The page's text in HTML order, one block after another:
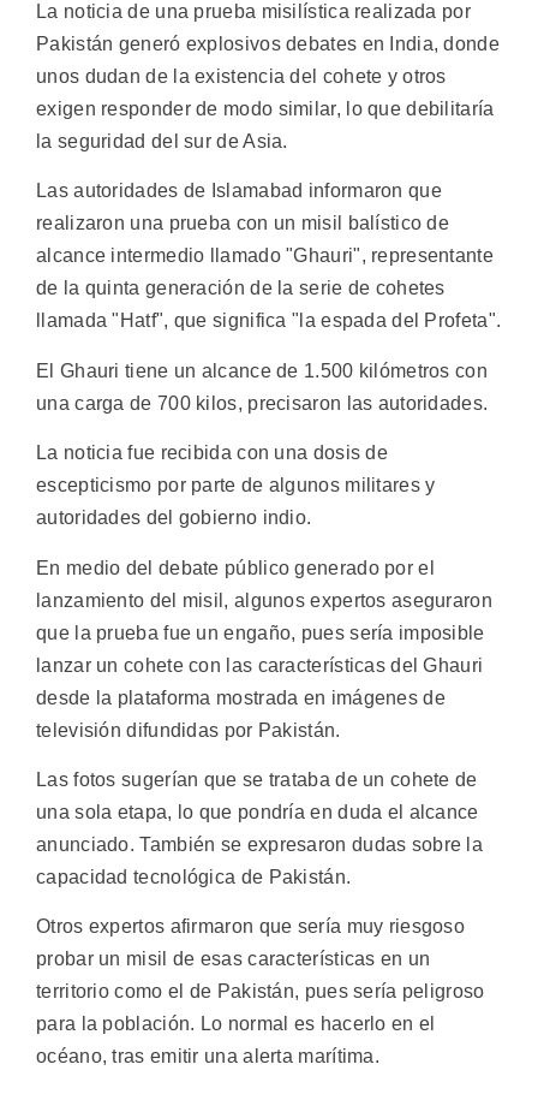
La noticia de una prueba misilística realizada por
Pakistán generó explosivos debates en India, donde
unos dudan de la existencia del cohete y otros
exigen responder de modo similar, lo que debilitaría
la seguridad del sur de Asia.
Las autoridades de Islamabad informaron que
realizaron una prueba con un misil balístico de
alcance intermedio llamado "Ghauri", representante
de la quinta generación de la serie de cohetes
llamada "Hatf", que significa "la espada del Profeta".
El Ghauri tiene un alcance de 1.500 kilómetros con
una carga de 700 kilos, precisaron las autoridades.
La noticia fue recibida con una dosis de
escepticismo por parte de algunos militares y
autoridades del gobierno indio.
En medio del debate público generado por el
lanzamiento del misil, algunos expertos aseguraron
que la prueba fue un engaño, pues sería imposible
lanzar un cohete con las características del Ghauri
desde la plataforma mostrada en imágenes de
televisión difundidas por Pakistán.
Las fotos sugerían que se trataba de un cohete de
una sola etapa, lo que pondría en duda el alcance
anunciado. También se expresaron dudas sobre la
capacidad tecnológica de Pakistán.
Otros expertos afirmaron que sería muy riesgoso
probar un misil de esas características en un
territorio como el de Pakistán, pues sería peligroso
para la población. Lo normal es hacerlo en el
océano, tras emitir una alerta marítima.